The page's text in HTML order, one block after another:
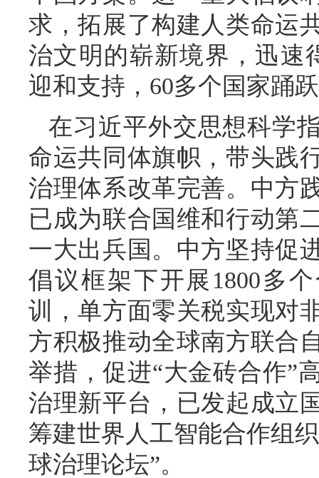
求，拓展了构建人类命运
治文明的崭新境界，迅速
迎和支持，60多个国家踊
在习近平外交思想科学
命运共同体旗帜，带头践
治理体系改革完善。中方
已成为联合国维和行动第
一大出兵国。中方坚持促
倡议框架下开展1800多
训，单方面零关税实现对
方积极推动全球南方联合
举措，促进“大金砖合作”
治理新平台，已发起成立
筹建世界人工智能合作组
球治理论坛”。